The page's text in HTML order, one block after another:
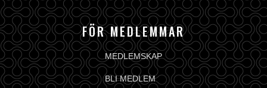
FÖR MEDLEMMAR
MEDLEMSKAP
BLI MEDLEM